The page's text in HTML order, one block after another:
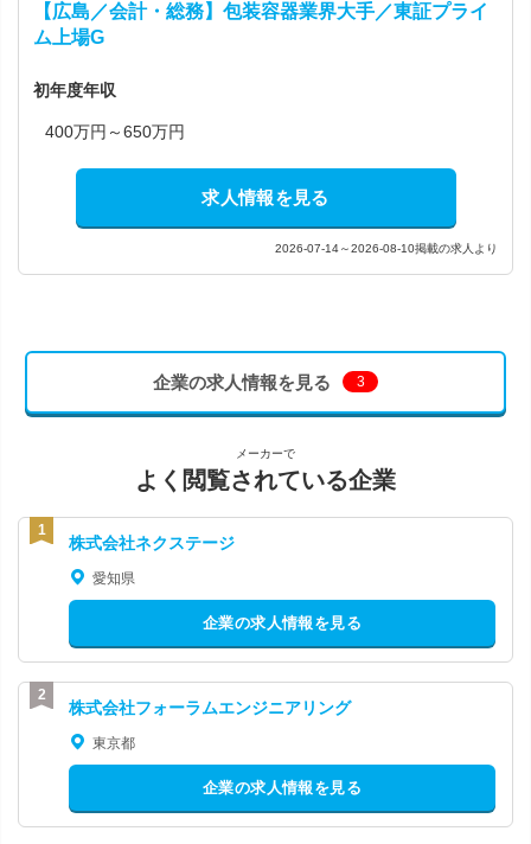
【広島／会計・総務】包装容器業界大手／東証プライ
ム上場G
初年度年収
400万円～650万円
求人情報を見る
2026-07-14～2026-08-10掲載の求人より
企業の求人情報を見る 3
メーカーで
よく閲覧されている企業
株式会社ネクステージ
愛知県
企業の求人情報を見る
株式会社フォーラムエンジニアリング
東京都
企業の求人情報を見る